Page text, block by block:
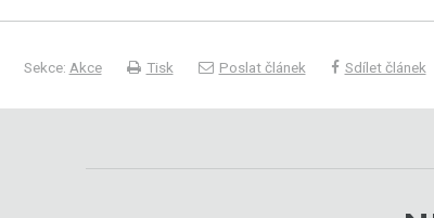
Sekce: Akce Tisk Poslat článek Sdílet článek